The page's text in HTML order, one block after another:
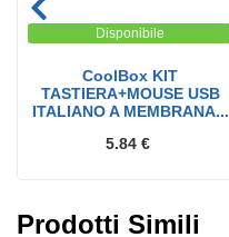
Disponibile
CoolBox KIT
TASTIERA+MOUSE USB
ITALIANO A MEMBRANA...
5.84 €
Prodotti Simili